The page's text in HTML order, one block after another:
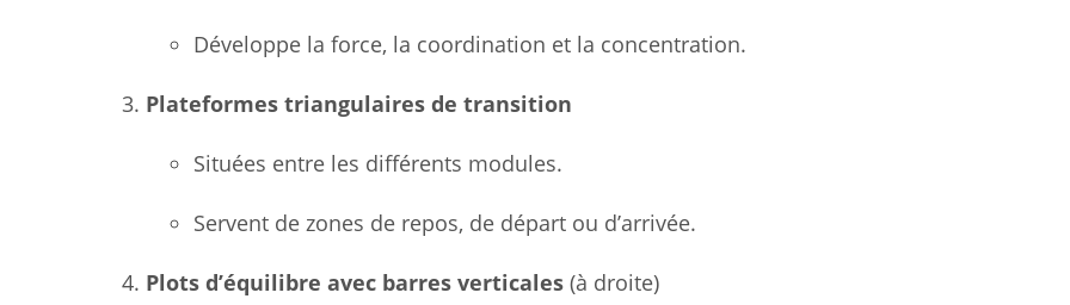
Développe la force, la coordination et la concentration.
Plateformes triangulaires de transition
Situées entre les différents modules.
Servent de zones de repos, de départ ou d’arrivée.
Plots d’équilibre avec barres verticales (à droite)